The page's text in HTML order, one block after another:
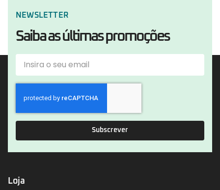
NEWSLETTER
Saiba as últimas promoções
Subscrever
Loja